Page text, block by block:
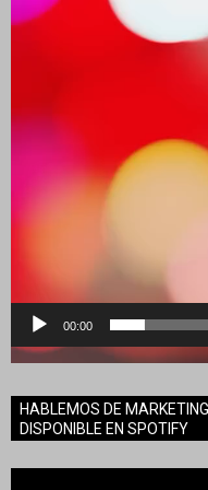
00:00
HABLEMOS DE
DISPONIBLE EN SPOTIFY